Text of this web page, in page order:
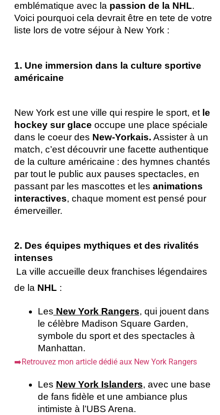
emblématique avec la passion de la NHL.
Voici pourquoi cela devrait être en tete de votre
liste lors de votre séjour à New York :
1. Une immersion dans la culture sportive
américaine
New York est une ville qui respire le sport, et le
hockey sur glace occupe une place spéciale
dans le coeur des New-Yorkais. Assister à un
match, c’est découvrir une facette authentique
de la culture américaine : des hymnes chantés
par tout le public aux pauses spectacles, en
passant par les mascottes et les animations
interactives, chaque moment est pensé pour
émerveiller.
2. Des équipes mythiques et des rivalités
intenses
La ville accueille deux franchises légendaires
de la NHL :
Les New York Rangers, qui jouent dans
le célèbre Madison Square Garden,
symbole du sport et des spectacles à
Manhattan.
➡️Retrouvez mon article dédié aux New York Rangers
Les New York Islanders, avec une base
de fans fidèle et une ambiance plus
intimiste à l’UBS Arena.